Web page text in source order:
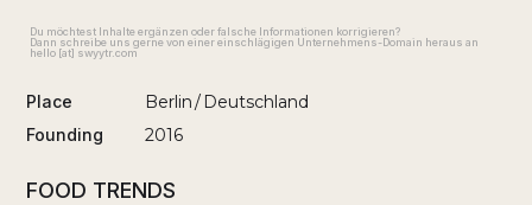
Du möchtest Inhalte ergänzen oder falsche Informationen korrigieren?
Dann schreibe uns gerne von einer einschlägigen Unternehmens-Domain heraus an
hello [at] swyytr.com
Place Berlin/ Deutschland
Founding 2016
FOOD TRENDS